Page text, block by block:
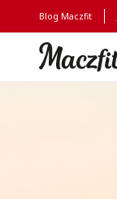
Blog Maczfit